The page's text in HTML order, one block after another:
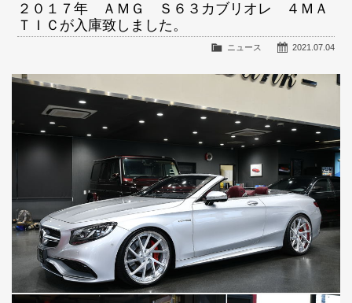
２０１７年 ＡＭＧ Ｓ６３カブリオレ ４ＭＡ
ＴＩＣが入庫致しました。
2021.07.04
ニュース